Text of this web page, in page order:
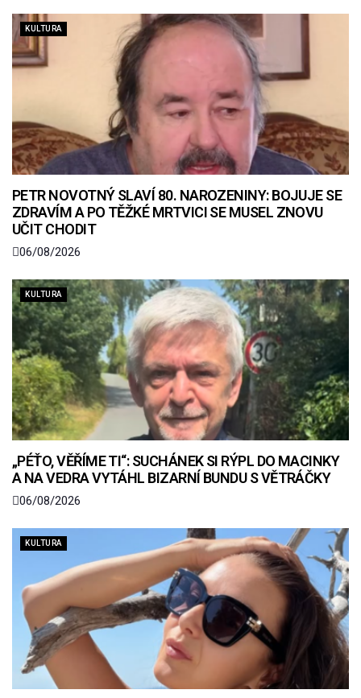
KULTURA
PETR NOVOTNÝ SLAVÍ 80. NAROZENINY: BOJUJE SE
ZDRAVÍM A PO TĚŽKÉ MRTVICI SE MUSEL ZNOVU
UČIT CHODIT
06/08/2026
KULTURA
„PÉŤO, VĚŘÍME TI“: SUCHÁNEK SI RÝPL DO MACINKY
A NA VEDRA VYTÁHL BIZARNÍ BUNDU S VĚTRÁČKY
06/08/2026
KULTURA